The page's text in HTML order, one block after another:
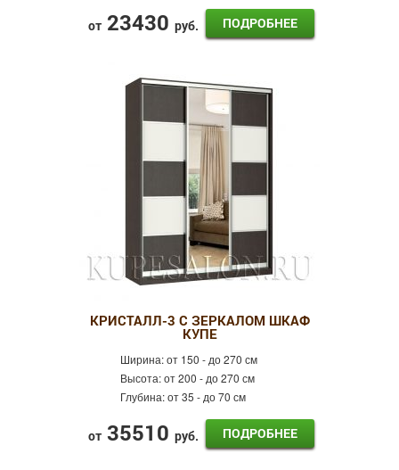
от 23430 руб. ПОДРОБНЕЕ
КРИСТАЛЛ-3 С ЗЕРКАЛОМ ШКАФ
КУПЕ
Ширина:от 150 - до 270 см
Высота:от 200 - до 270 см
Глубина:от 35 - до 70 см
от 35510 руб. ПОДРОБНЕЕ